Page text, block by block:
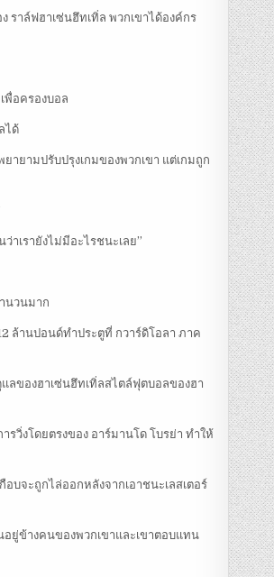
ราล์ฟฮาเซ่นฮึทเทิ่ล พวกเขาได้องค์กร
พื่อครองบอล
ได้
ยามปรับปรุงเกมของพวกเขา แต่เกมถูก
าเรายังไม่มีอะไรชนะเลย”
นวนมาก
ล้านปอนด์ทำประตูที่ กวาร์ดิโอลา ภาค
ลของฮาเซ่นฮึทเทิ่ลสไตล์ฟุตบอลของฮา
วิ่งโดยตรงของ อาร์มานโด โบรย่า ทำให้
บจะถูกไล่ออกหลังจากเอาชนะเลสเตอร์
ยู่ข้างคนของพวกเขาและเขาตอบแทน